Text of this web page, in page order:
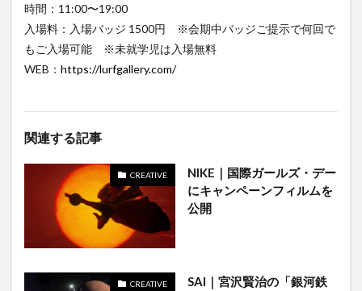
時間：11:00〜19:00
入場料：入場バッジ 1500円 ※会期中バッジご提示で何回で
もご入場可能 ※未就学児は入場無料
WEB： https://lurfgallery.com/
関連する記事
CREATIVE
NIKE｜国際ガールズ・デー
にキャンペーンフィルムを
公開
CREATIVE
SAI｜宮沢賢治の「銀河鉄